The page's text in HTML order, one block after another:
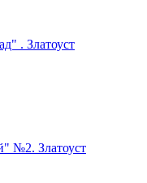
. Златоуст
№2. Златоуст